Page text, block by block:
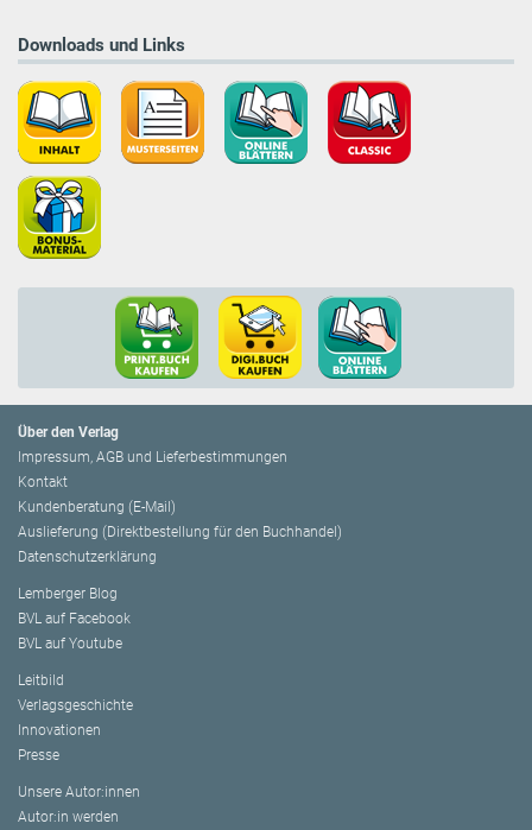
Downloads und Links
Über den Verlag
Impressum, AGB und Lieferbestimmungen
Kontakt
Kundenberatung (E-Mail)
Auslieferung (Direktbestellung für den Buchhandel)
Datenschutzerklärung
Lemberger Blog
BVL auf Facebook
BVL auf Youtube
Leitbild
Verlagsgeschichte
Innovationen
Presse
Unsere Autor:innen
Autor:in werden